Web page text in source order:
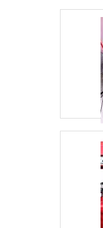
trazer o melhor
serviços;
SINGULARES DA
Geradores existe
assunto for
oferece opções
equipamentos e
ao fato de a
serviços e segura,
investiu em uma
escritório de alta
atividades e
unido a um time
profissionais
entrega com